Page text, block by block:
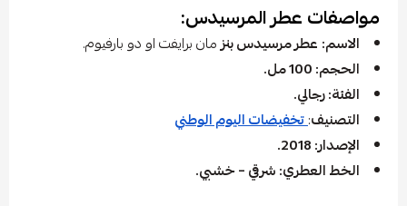
مواصفات عطر المرسيدس:
الاسم: عطر مرسيدس بنزمان برايفت او دو بارفيوم.
الحجم: 100 مل.
الفئة: رجالي.
التصنيف:تخفيضات اليوم الوطني
الإصدار: 2018.
الخط العطري: شرقي – خشبي.